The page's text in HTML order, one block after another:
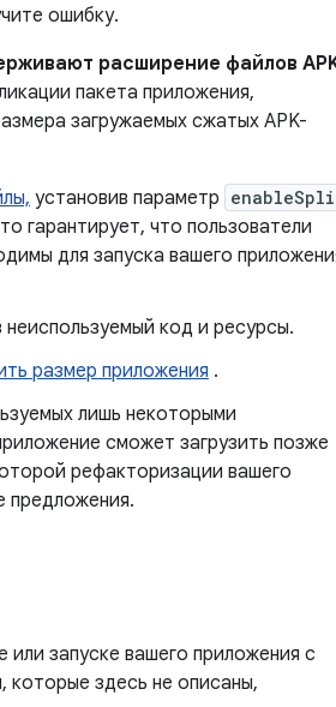
ошибку.
расширение файлов
пакета приложения,
загружаемых сжатых APK-
установив параметр
гарантирует, что пользователи
для запуска вашего
неиспользуемый код и ресурсы.
размер приложения .
лишь некоторыми
сможет загрузить позже
рефакторизации вашего
предложения.
запуске вашего приложения с
которые здесь не описаны,